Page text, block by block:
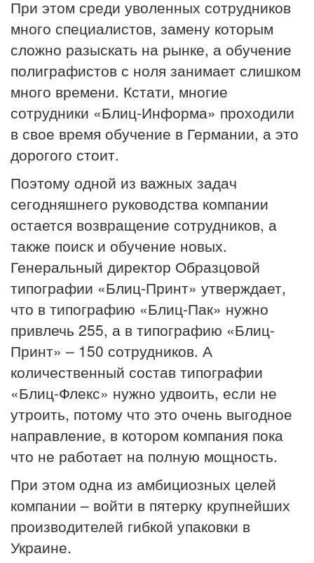
При этом среди уволенных сотрудников
много специалистов, замену которым
сложно разыскать на рынке, а обучение
полиграфистов с ноля занимает слишком
много времени. Кстати, многие
сотрудники «Блиц-Информа» проходили
в свое время обучение в Германии, а это
дорогого стоит.
Поэтому одной из важных задач
сегодняшнего руководства компании
остается возвращение сотрудников, а
также поиск и обучение новых.
Генеральный директор Образцовой
типографии «Блиц-Принт» утверждает,
что в типографию «Блиц-Пак» нужно
привлечь 255, а в типографию «Блиц-
Принт» – 150 сотрудников. А
количественный состав типографии
«Блиц-Флекс» нужно удвоить, если не
утроить, потому что это очень выгодное
направление, в котором компания пока
что не работает на полную мощность.
При этом одна из амбициозных целей
компании – войти в пятерку крупнейших
производителей гибкой упаковки в
Украине.